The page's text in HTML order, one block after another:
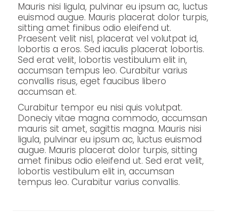
Mauris nisi ligula, pulvinar eu ipsum ac, luctus
euismod augue. Mauris placerat dolor turpis,
sitting amet finibus odio eleifend ut.
Praesent velit nisl, placerat vel volutpat id,
lobortis a eros. Sed iaculis placerat lobortis.
Sed erat velit, lobortis vestibulum elit in,
accumsan tempus leo. Curabitur varius
convallis risus, eget faucibus libero
accumsan et.
Curabitur tempor eu nisi quis volutpat.
Doneciy vitae magna commodo, accumsan
mauris sit amet, sagittis magna. Mauris nisi
ligula, pulvinar eu ipsum ac, luctus euismod
augue. Mauris placerat dolor turpis, sitting
amet finibus odio eleifend ut. Sed erat velit,
lobortis vestibulum elit in, accumsan
tempus leo. Curabitur varius convallis.